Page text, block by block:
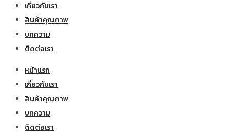
เกี่ยวกับเรา
สินค้าคุณภาพ
บทความ
ติดต่อเรา
หน้าแรก
เกี่ยวกับเรา
สินค้าคุณภาพ
บทความ
ติดต่อเรา